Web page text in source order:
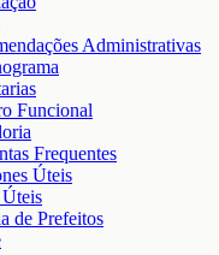
Administrativas
Funcional
Frequentes
Úteis
de Prefeitos